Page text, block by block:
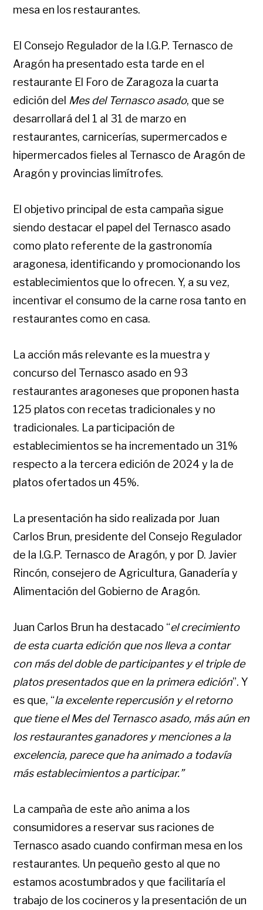
mesa en los restaurantes.
El Consejo Regulador de la I.G.P. Ternasco de
Aragón ha presentado esta tarde en el
restaurante El Foro de Zaragoza la cuarta
edición del Mes del Ternasco asado, que se
desarrollará del 1 al 31 de marzo en
restaurantes, carnicerías, supermercados e
hipermercados fieles al Ternasco de Aragón de
Aragón y provincias limítrofes.
El objetivo principal de esta campaña sigue
siendo destacar el papel del Ternasco asado
como plato referente de la gastronomía
aragonesa, identificando y promocionando los
establecimientos que lo ofrecen. Y, a su vez,
incentivar el consumo de la carne rosa tanto en
restaurantes como en casa.
La acción más relevante es la muestra y
concurso del Ternasco asado en 93
restaurantes aragoneses que proponen hasta
125 platos con recetas tradicionales y no
tradicionales. La participación de
establecimientos se ha incrementado un 31%
respecto a la tercera edición de 2024 y la de
platos ofertados un 45%.
La presentación ha sido realizada por Juan
Carlos Brun, presidente del Consejo Regulador
de la I.G.P. Ternasco de Aragón, y por D. Javier
Rincón, consejero de Agricultura, Ganadería y
Alimentación del Gobierno de Aragón.
Juan Carlos Brun ha destacado “el crecimiento
de esta cuarta edición que nos lleva a contar
con más del doble de participantes y el triple de
platos presentados que en la primera edición”. Y
es que, “la excelente repercusión y el retorno
que tiene el Mes del Ternasco asado, más aún en
los restaurantes ganadores y menciones a la
excelencia, parece que ha animado a todavía
más establecimientos a participar.”
La campaña de este año anima a los
consumidores a reservar sus raciones de
Ternasco asado cuando confirman mesa en los
restaurantes. Un pequeño gesto al que no
estamos acostumbrados y que facilitaría el
trabajo de los cocineros y la presentación de un